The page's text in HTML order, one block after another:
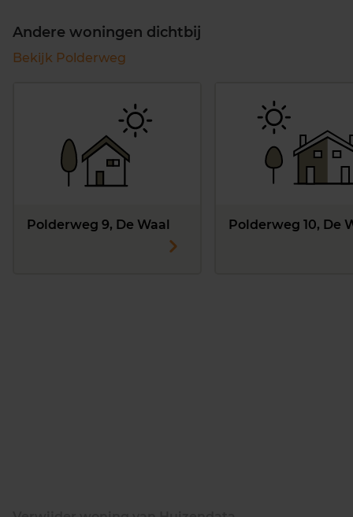
Andere woningen dichtbij
Bekijk Polderweg
Polderweg 9, De Waal Polderweg 10, De